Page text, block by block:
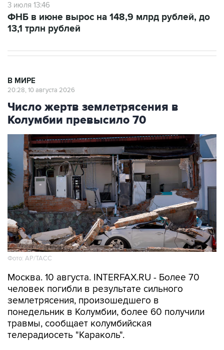
3 июля 13:46
ФНБ в июне вырос на 148,9 млрд рублей, до
13,1 трлн рублей
В МИРЕ
20:28, 10 августа 2026
Число жертв землетрясения в
Колумбии превысило 70
Фото: АР/ТАСС
Москва. 10 августа. INTERFAX.RU - Более 70
человек погибли в результате сильного
землетрясения, произошедшего в
понедельник в Колумбии, более 60 получили
травмы, сообщает колумбийская
телерадиосеть "Караколь".